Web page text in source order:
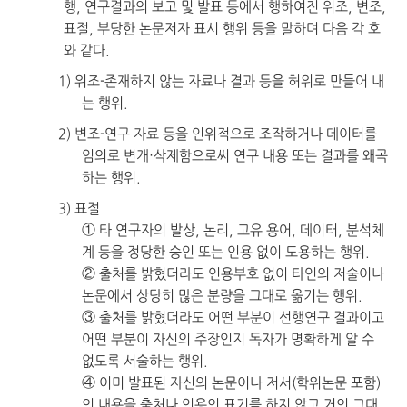
행, 연구결과의 보고 및 발표 등에서 행하여진 위조, 변조,
표절, 부당한 논문저자 표시 행위 등을 말하며 다음 각 호
와 같다.
1) 위조-존재하지 않는 자료나 결과 등을 허위로 만들어 내
는 행위.
2) 변조-연구 자료 등을 인위적으로 조작하거나 데이터를
임의로 변개·삭제함으로써 연구 내용 또는 결과를 왜곡
하는 행위.
3) 표절
① 타 연구자의 발상, 논리, 고유 용어, 데이터, 분석체
계 등을 정당한 승인 또는 인용 없이 도용하는 행위.
② 출처를 밝혔더라도 인용부호 없이 타인의 저술이나
논문에서 상당히 많은 분량을 그대로 옮기는 행위.
③ 출처를 밝혔더라도 어떤 부분이 선행연구 결과이고
어떤 부분이 자신의 주장인지 독자가 명확하게 알 수
없도록 서술하는 행위.
④ 이미 발표된 자신의 논문이나 저서(학위논문 포함)